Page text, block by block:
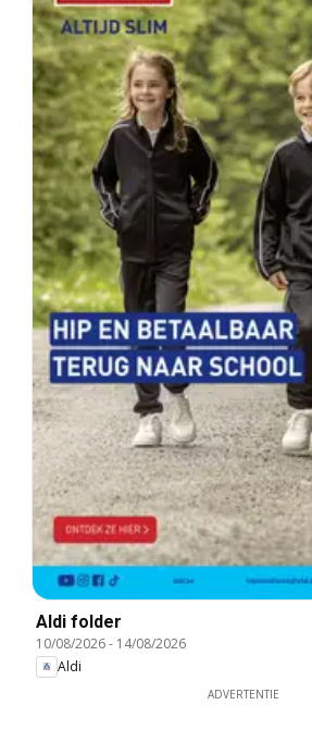
Aldi folder
10/08/2026- 14/08/2026
Aldi
ADVERTENTIE